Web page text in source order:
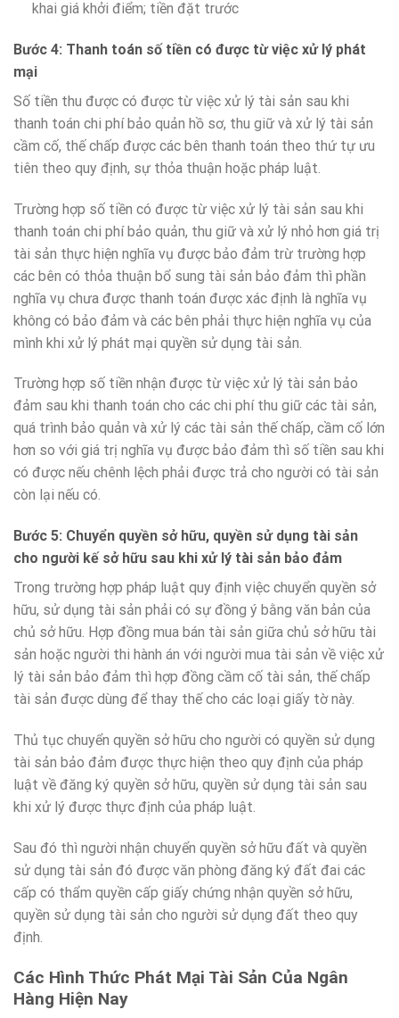
khai giá khởi điểm; tiền đặt trước
Bước 4: Thanh toán số tiền có được từ việc xử lý phát
mại
Số tiền thu được có được từ việc xử lý tài sản sau khi
thanh toán chi phí bảo quản hồ sơ, thu giữ và xử lý tài sản
cầm cố, thế chấp được các bên thanh toán theo thứ tự ưu
tiên theo quy định, sự thỏa thuận hoặc pháp luật.
Trường hợp số tiền có được từ việc xử lý tài sản sau khi
thanh toán chi phí bảo quản, thu giữ và xử lý nhỏ hơn giá trị
tài sản thực hiện nghĩa vụ được bảo đảm trừ trường hợp
các bên có thỏa thuận bổ sung tài sản bảo đảm thì phần
nghĩa vụ chưa được thanh toán được xác định là nghĩa vụ
không có bảo đảm và các bên phải thực hiện nghĩa vụ của
mình khi xử lý phát mại quyền sử dụng tài sản.
Trường hợp số tiền nhận được từ việc xử lý tài sản bảo
đảm sau khi thanh toán cho các chi phí thu giữ các tài sản,
quá trình bảo quản và xử lý các tài sản thế chấp, cầm cố lớn
hơn so với giá trị nghĩa vụ được bảo đảm thì số tiền sau khi
có được nếu chênh lệch phải được trả cho người có tài sản
còn lại nếu có.
Bước 5: Chuyển quyền sở hữu, quyền sử dụng tài sản
cho người kế sở hữu sau khi xử lý tài sản bảo đảm
Trong trường hợp pháp luật quy định việc chuyển quyền sở
hữu, sử dụng tài sản phải có sự đồng ý bằng văn bản của
chủ sở hữu. Hợp đồng mua bán tài sản giữa chủ sở hữu tài
sản hoặc người thi hành án với người mua tài sản về việc xử
lý tài sản bảo đảm thì hợp đồng cầm cố tài sản, thế chấp
tài sản được dùng để thay thế cho các loại giấy tờ này.
Thủ tục chuyển quyền sở hữu cho người có quyền sử dụng
tài sản bảo đảm được thực hiện theo quy định của pháp
luật về đăng ký quyền sở hữu, quyền sử dụng tài sản sau
khi xử lý được thực định của pháp luật.
Sau đó thì người nhận chuyển quyền sở hữu đất và quyền
sử dụng tài sản đó được văn phòng đăng ký đất đai các
cấp có thẩm quyền cấp giấy chứng nhận quyền sở hữu,
quyền sử dụng tài sản cho người sử dụng đất theo quy
định.
Các Hình Thức Phát Mại Tài Sản Của Ngân
Hàng Hiện Nay